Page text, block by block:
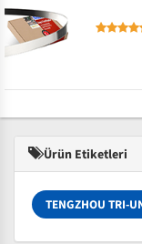
Ürün Etiketleri
TENGZHOU TRI-